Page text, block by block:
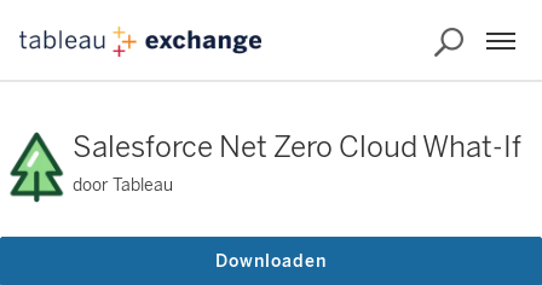
Salesforce Net Zero Cloud What-If
door Tableau
Downloaden